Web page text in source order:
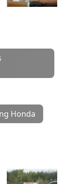
Honda